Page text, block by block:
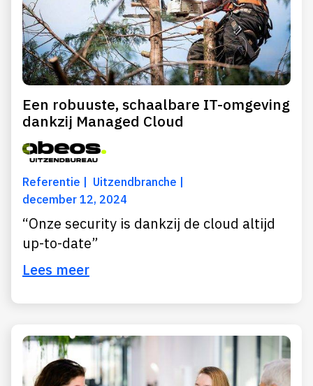
Een robuuste, schaalbare IT-omgeving
dankzij Managed Cloud
Referentie
Uitzendbranche
december 12, 2024
“Onze security is dankzij de cloud altijd
up-to-date”
Lees meer